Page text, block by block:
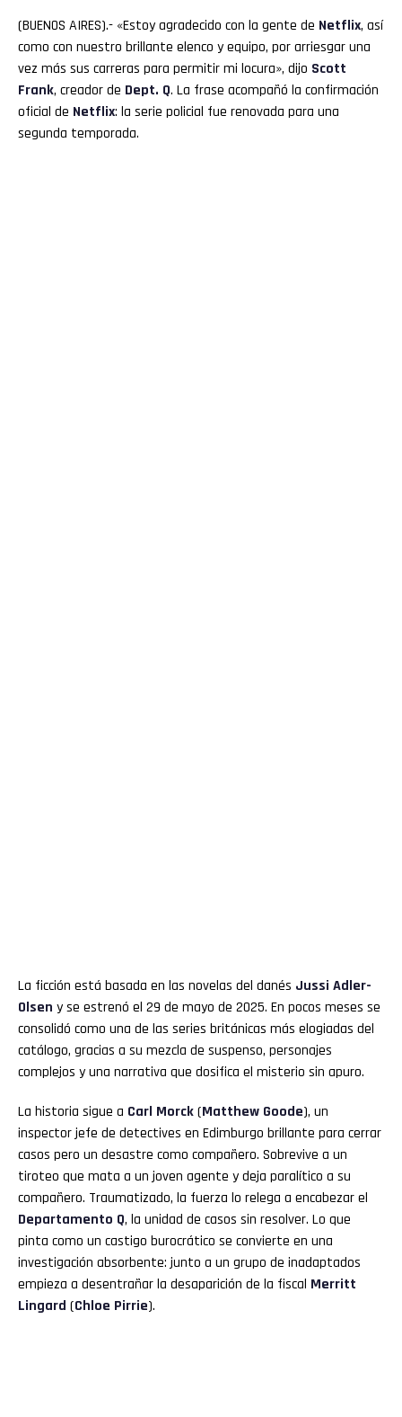
(BUENOS AIRES).- «Estoy agradecido con la gente de Netflix, así
como con nuestro brillante elenco y equipo, por arriesgar una
vez más sus carreras para permitir mi locura», dijo Scott
Frank, creador de Dept. Q. La frase acompañó la confirmación
oficial de Netflix: la serie policial fue renovada para una
segunda temporada.
La ficción está basada en las novelas del danés Jussi Adler-
Olsen y se estrenó el 29 de mayo de 2025. En pocos meses se
consolidó como una de las series británicas más elogiadas del
catálogo, gracias a su mezcla de suspenso, personajes
complejos y una narrativa que dosifica el misterio sin apuro.
La historia sigue a Carl Morck(Matthew Goode), un
inspector jefe de detectives en Edimburgo brillante para cerrar
casos pero un desastre como compañero. Sobrevive a un
tiroteo que mata a un joven agente y deja paralítico a su
compañero. Traumatizado, la fuerza lo relega a encabezar el
Departamento Q, la unidad de casos sin resolver. Lo que
pinta como un castigo burocrático se convierte en una
investigación absorbente: junto a un grupo de inadaptados
empieza a desentrañar la desaparición de la fiscal Merritt
Lingard (Chloe Pirrie).